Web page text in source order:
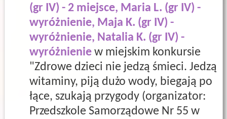
(gr IV) - 2 miejsce, Maria L. (gr IV) -
wyróżnienie, Maja K. (gr IV) -
wyróżnienie, Natalia K. (gr IV) -
wyróżnienie w miejskim konkursie
"Zdrowe dzieci nie jedzą śmieci. Jedzą
witaminy, piją dużo wody, biegają po
łące, szukają przygody (organizator:
Przedszkole Samorządowe Nr 55 w